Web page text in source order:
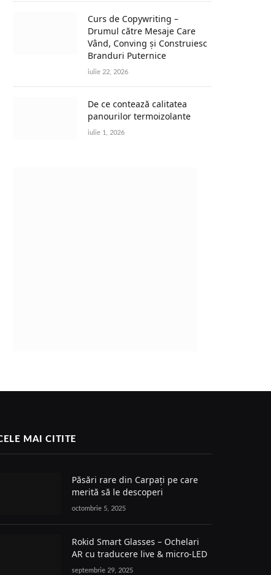
Curs de Copywriting –
Drumul către Mesaje Care
Vând, Conving și Construiesc
Branduri Puternice
iulie 22, 2026
De ce contează calitatea
panourilor termoizolante
iulie 1, 2026
MAI CITITE
Păsări rare din Carpați pe care
merită să le descoperi
octombrie 5, 2025
Rokid Smart Glasses – Ochelari
AR cu traducere live & micro-LED
septembrie 29, 2025